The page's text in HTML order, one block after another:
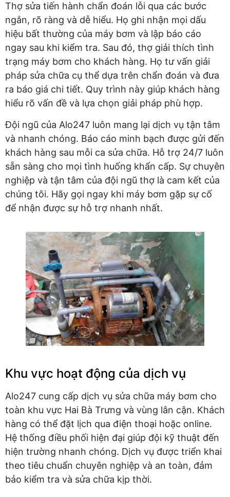
Thợ sửa tiến hành chẩn đoán lỗi qua các bước
ngắn, rõ ràng và dễ hiểu. Họ ghi nhận mọi dấu
hiệu bất thường của máy bơm và lập báo cáo
ngay sau khi kiểm tra. Sau đó, thợ giải thích tình
trạng máy bơm cho khách hàng. Họ tư vấn giải
pháp sửa chữa cụ thể dựa trên chẩn đoán và đưa
ra báo giá chi tiết. Quy trình này giúp khách hàng
hiểu rõ vấn đề và lựa chọn giải pháp phù hợp.
Đội ngũ của Alo247 luôn mang lại dịch vụ tận tâm
và nhanh chóng. Báo cáo minh bạch được gửi đến
khách hàng sau mỗi ca sửa chữa. Hỗ trợ 24/7 luôn
sẵn sàng cho mọi tình huống khẩn cấp. Sự chuyên
nghiệp và tận tâm của đội ngũ thợ là cam kết của
chúng tôi. Hãy gọi ngay khi máy bơm gặp sự cố
để nhận được sự hỗ trợ nhanh nhất.
Khu vực hoạt động của dịch vụ
Alo247 cung cấp dịch vụ sửa chữa máy bơm cho
toàn khu vực Hai Bà Trưng và vùng lân cận. Khách
hàng có thể đặt lịch qua điện thoại hoặc online.
Hệ thống điều phối hiện đại giúp đội kỹ thuật đến
hiện trường nhanh chóng. Dịch vụ được triển khai
theo tiêu chuẩn chuyên nghiệp và an toàn, đảm
bảo kiểm tra và sửa chữa kịp thời.